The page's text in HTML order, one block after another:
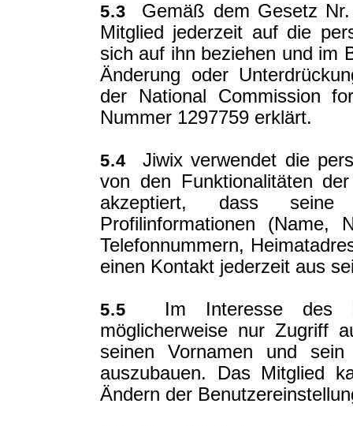
5.3 Gemäß dem Gesetz
Mitglied jederzeit auf die
sich auf ihn beziehen und im
Änderung oder
der National Commission
Nummer 1297759 erklärt.
5.4 Jiwix verwendet die
von den Funktionalitäten
akzeptiert, dass
Profilinformationen (Name,
Telefonnummern,
einen Kontakt jederzeit aus
5.5 Im Interesse des
möglicherweise nur Zugriff
seinen Vornamen und
auszubauen. Das Mitglied
Ändern der